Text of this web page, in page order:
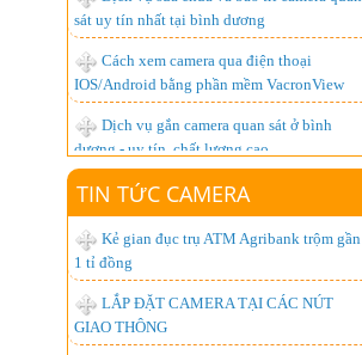
IOS/Android bằng phần mềm VacronView
Dịch vụ gắn camera quan sát ở bình
dương - uy tín, chất lượng cao
BỘ ĐÀM GIÁ RẺ, CHUYÊN DỤNG,
CHẤT LƯỢNG NHẤT HIỆN NAY
Lắp đặt camera giá bao nhiêu là hợp lý
nhất ?
Hơn 1.000 khách hàng đã trở thành
người tiêu dùng thông minh, còn bạn thì sao?
Lắp đặt camera quan sát góc rộng xem
được qua mạng từ xa
TIN TỨC CAMERA
Kẻ gian đục trụ ATM Agribank trộm gần
1 tỉ đồng
LẮP ĐẶT CAMERA TẠI CÁC NÚT
GIAO THÔNG